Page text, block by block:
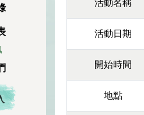
活動名稱
活動日期
開始時間
地點